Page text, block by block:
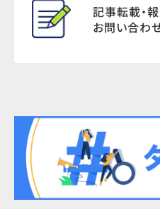
記事転載・
お問い合わ